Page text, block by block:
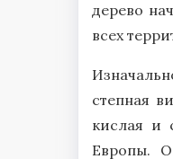
дерево
всех
степная
кислая и
Европы.